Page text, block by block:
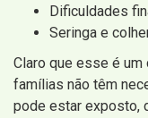
Dificuldades
Seringa e
Claro que esse é um
famílias não têm
pode estar exposto,